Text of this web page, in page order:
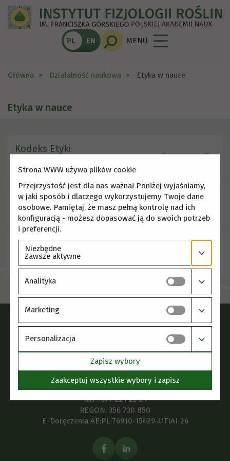
PL EN MENU
Główna Działalność naukowa Etyka w nauce
Etyka w nauce
Kodeks Etyki
Przeciwdziałanie Korupcji
Szczegóły
Wytyczne CBA
Szczegóły
Instytut Fizjologii Roślin
ul. Niezapominajek 21,
30-239 Kraków
Bank: 31113011500012126637200001
NIP: 677 221 25 21
REGON: 356 730 850
E-Doręczenia AE:PL-76910-15629-UTIAI-26
Strona WWW używa plików cookie
Przejrzystość jest dla nas ważna! Poniżej wyjaśniamy,
w jaki sposób i dlaczego wykorzystujemy Twoje dane
osobowe. Pamiętaj, że masz pełną kontrolę nad ich
konfiguracją - możesz dopasować ją do swoich potrzeb
i preferencji.
Niezbędne
Zawsze aktywne
Analityka
Marketing
Personalizacja
Zapisz wybory
Zaakceptuj wszystkie wybory i zapisz